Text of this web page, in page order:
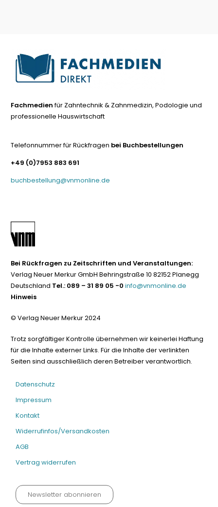
Fachmedienfür Zahntechnik & Zahnmedizin, Podologie und
professionelle Hauswirtschaft
Telefonnummer für Rückfragen bei Buchbestellungen
+49 (0)7953 883 691
buchbestellung@vnmonline.de
Bei Rückfragen zu Zeitschriften und Veranstaltungen:
Verlag Neuer Merkur GmbH Behringstraße 10 82152 Planegg
Deutschland Tel.: 089 – 31 89 05 -0 info@vnmonline.de
Hinweis
© Verlag Neuer Merkur 2024
Trotz sorgfältiger Kontrolle übernehmen wir keinerlei Haftung
für die Inhalte externer Links. Für die Inhalte der verlinkten
Seiten sind ausschließlich deren Betreiber verantwortlich.
Datenschutz
Impressum
Kontakt
Widerrufinfos/Versandkosten
AGB
Vertrag widerrufen
Newsletter abonnieren